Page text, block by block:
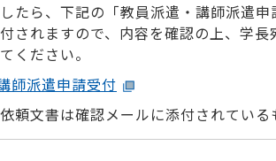
たら、下記の「教員派遣・講師派遣申
されますので、内容を確認の上、学
ください。
師派遣申請受付
頼文書は確認メールに添付されている